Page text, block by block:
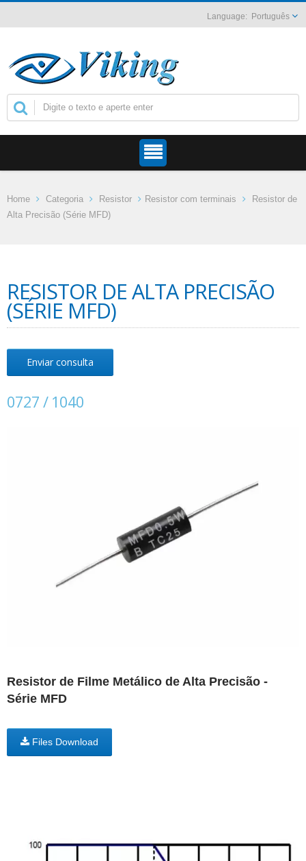
Português
Home Categoria Resistor Resistor com terminais
Resistor de
Alta Precisão (Série MFD)
RESISTOR DE ALTA PRECISÃO
(SÉRIE MFD)
Enviar consulta
0727 / 1040
Resistor de Filme Metálico de Alta Precisão -
Série MFD
Files Download